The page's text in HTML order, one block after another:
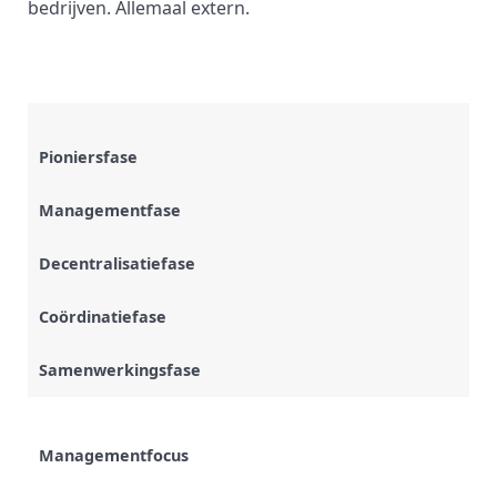
bedrijven. Allemaal extern.
Pioniersfase
Managementfase
Decentralisatiefase
Coördinatiefase
Samenwerkingsfase
Managementfocus